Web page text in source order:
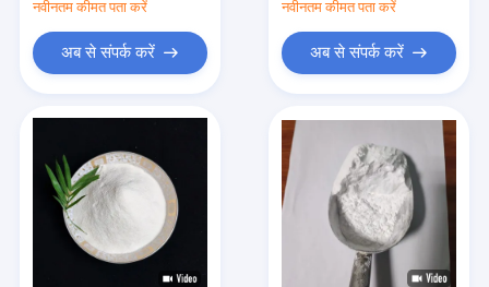
उत्पादों
हमारे बारे में
कारखाना भ्रमण
नवीनतम कीमत पता करें
अब से संपर्क करें
नवीनतम कीमत पता करें
अब से संपर्क करें